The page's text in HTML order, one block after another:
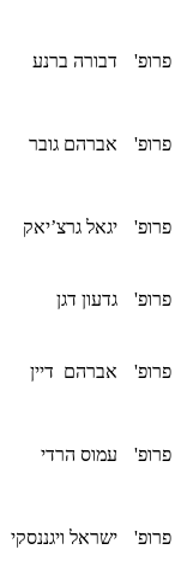
פרופ' דבורה ברנע
פרופ' אברהם גובר
פרופ' יגאל גרצ’יאק
פרופ' גדעון דגן
פרופ' אברהם דיין
פרופ' עמוס הרדי
פרופ' ישראל ויגננסקי